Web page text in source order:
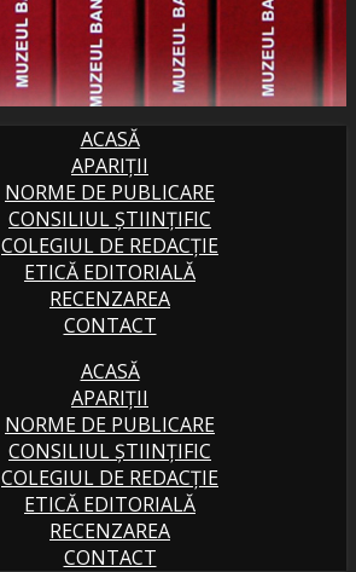
ACASĂ
APARIȚII
NORME DE PUBLICARE
CONSILIUL ȘTIINȚIFIC
COLEGIUL DE REDACȚIE
ETICĂ EDITORIALĂ
RECENZAREA
CONTACT
ACASĂ
APARIȚII
NORME DE PUBLICARE
CONSILIUL ȘTIINȚIFIC
COLEGIUL DE REDACȚIE
ETICĂ EDITORIALĂ
RECENZAREA
CONTACT